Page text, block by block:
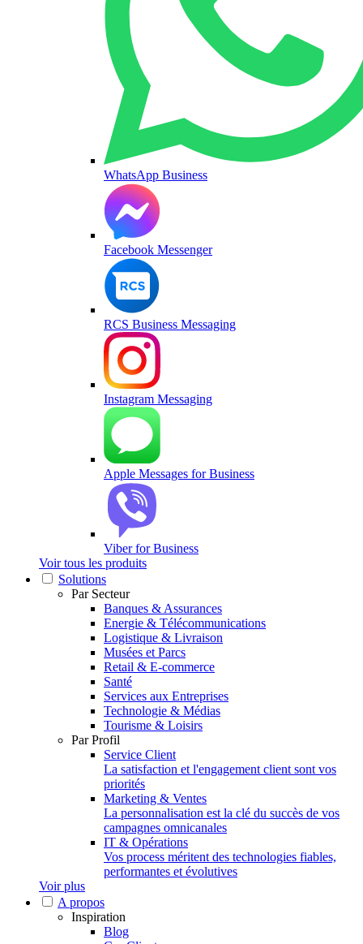
WhatsApp Business
Facebook Messenger
RCS Business Messaging
Instagram Messaging
Apple Messages for Business
Viber for Business
Voir tous les produits
Solutions
Par Secteur
Banques & Assurances
Energie & Télécommunications
Logistique & Livraison
Musées et Parcs
Retail & E-commerce
Santé
Services aux Entreprises
Technologie & Médias
Tourisme & Loisirs
Par Profil
Service Client
La satisfaction et l'engagement client sont vos
priorités
Marketing & Ventes
La personnalisation est la clé du succès de vos
campagnes omnicanales
IT & Opérations
Vos process méritent des technologies fiables,
performantes et évolutives
Voir plus
A propos
Inspiration
Blog